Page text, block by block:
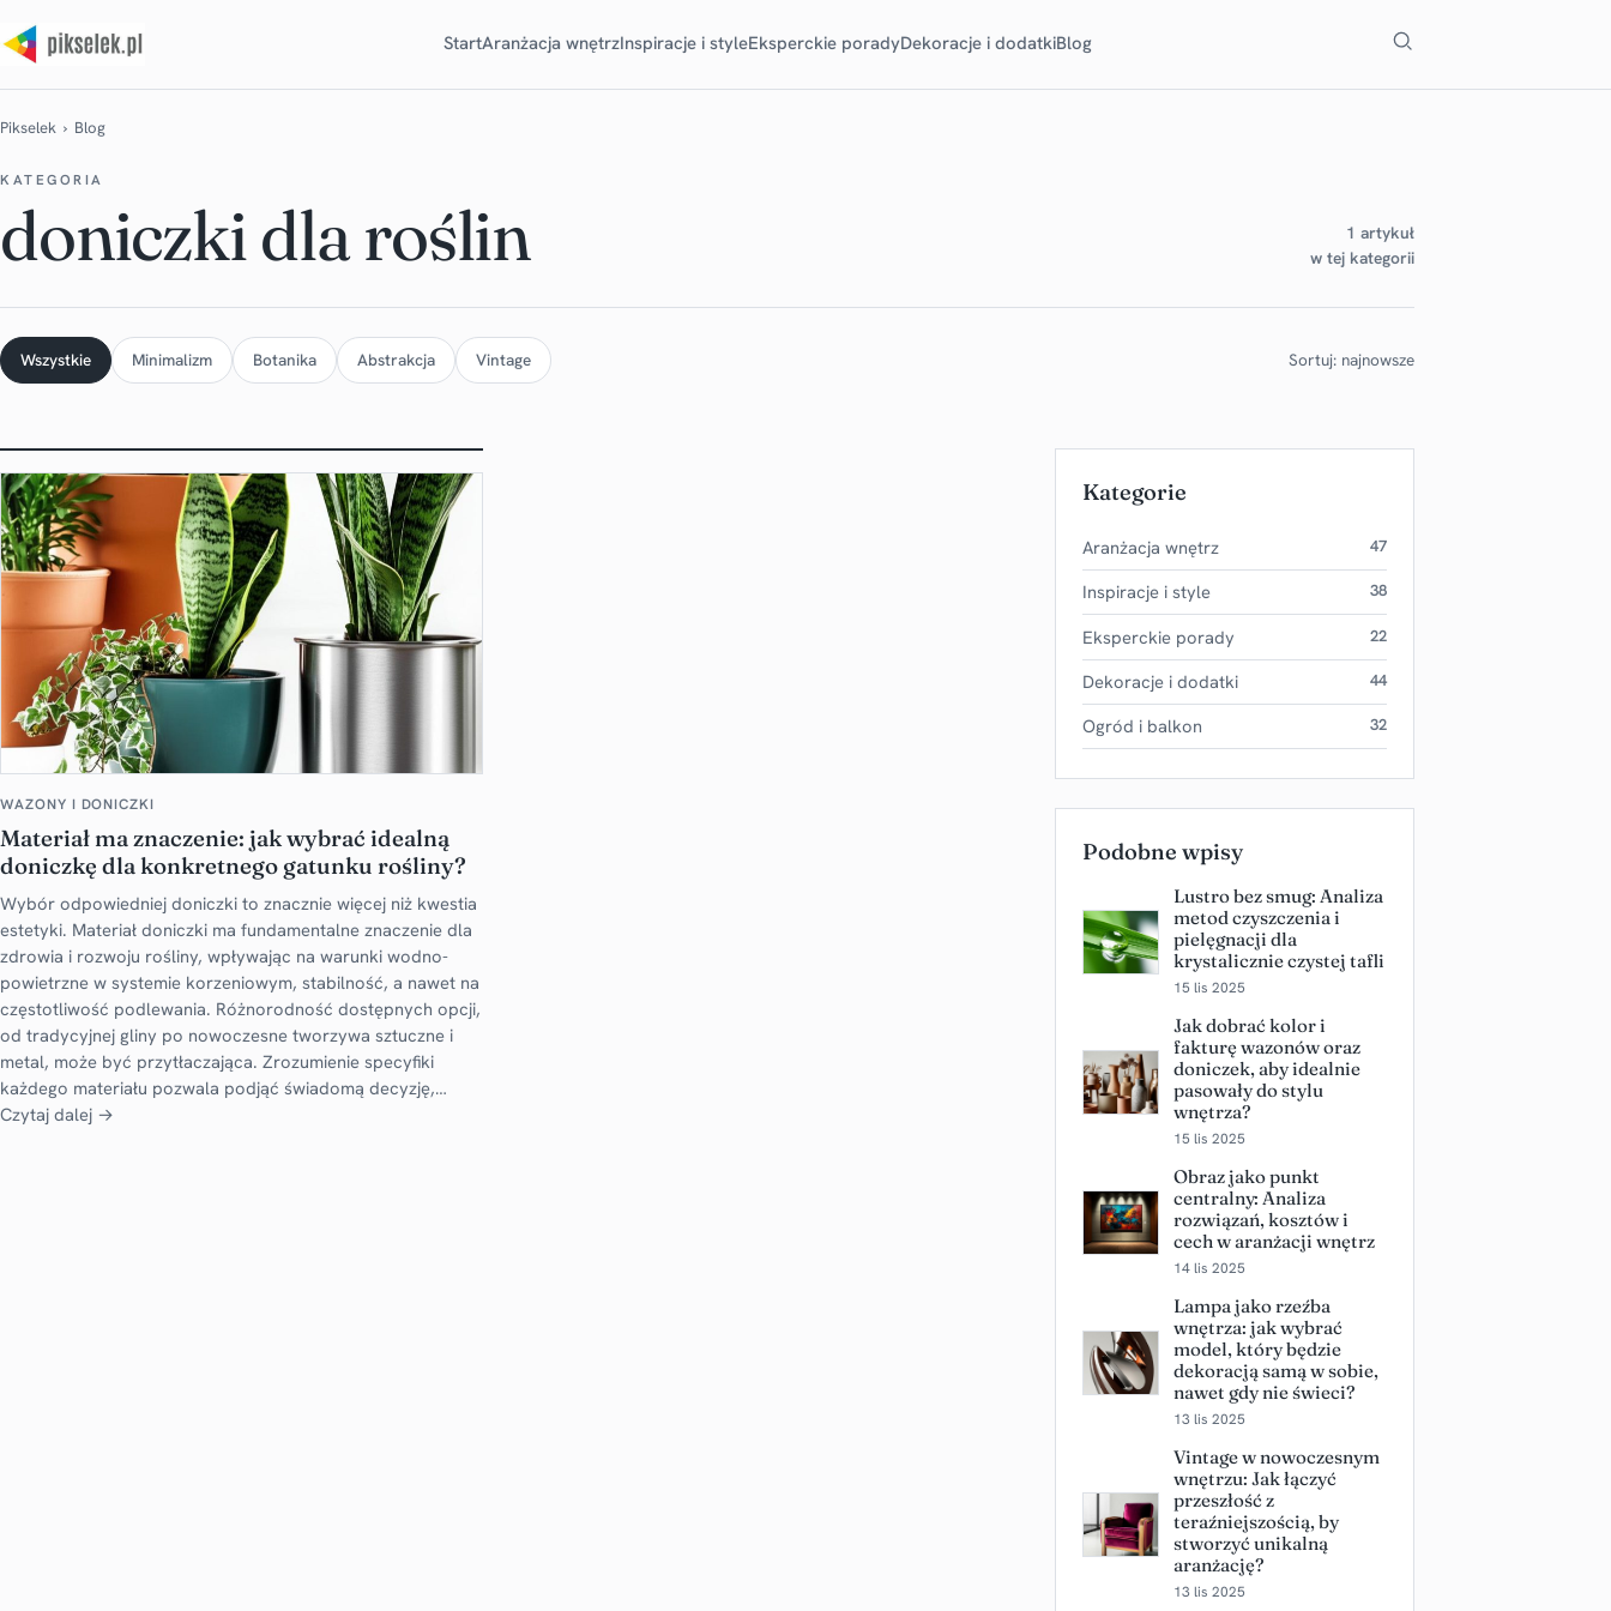
StartAranżacja wnętrzInspiracje i styleEksperckie poradyDekoracje i dodatkiBlog
Pikselek › Blog
KATEGORIA
doniczki dla roślin
1 artykuł
w tej kategorii
Wszystkie Minimalizm Botanika Abstrakcja Vintage Sortuj: najnowsze
WAZONY I DONICZKI
Materiał ma znaczenie: jak wybrać idealną
doniczkę dla konkretnego gatunku rośliny?
Wybór odpowiedniej doniczki to znacznie więcej niż kwestia
estetyki. Materiał doniczki ma fundamentalne znaczenie dla
zdrowia i rozwoju rośliny, wpływając na warunki wodno-
powietrzne w systemie korzeniowym, stabilność, a nawet na
częstotliwość podlewania. Różnorodność dostępnych opcji,
od tradycyjnej gliny po nowoczesne tworzywa sztuczne i
metal, może być przytłaczająca. Zrozumienie specyfiki
każdego materiału pozwala podjąć świadomą decyzję,…
Czytaj dalej →
Kategorie
Aranżacja wnętrz 47
Inspiracje i style 38
Eksperckie porady 22
Dekoracje i dodatki 44
Ogród i balkon 32
Podobne wpisy
Lustro bez smug: Analiza
metod czyszczenia i
pielęgnacji dla
krystalicznie czystej tafli
15 lis 2025
Jak dobrać kolor i
fakturę wazonów oraz
doniczek, aby idealnie
pasowały do stylu
wnętrza?
15 lis 2025
Obraz jako punkt
centralny: Analiza
rozwiązań, kosztów i
cech w aranżacji wnętrz
14 lis 2025
Lampa jako rzeźba
wnętrza: jak wybrać
model, który będzie
dekoracją samą w sobie,
nawet gdy nie świeci?
13 lis 2025
Vintage w nowoczesnym
wnętrzu: Jak łączyć
przeszłość z
teraźniejszością, by
stworzyć unikalną
aranżację?
13 lis 2025